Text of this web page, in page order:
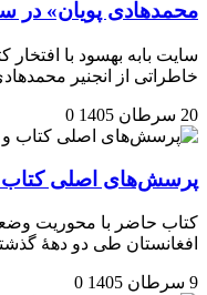
محمدهادی پویان» در
سایت بابه بهسود با
خاطراتی از انجنیر
20 سرطان 1405
0
پرسش‌های اصلی
کتاب حاضر با محوریت
افغانستان طی دو دههٔ
9 سرطان 1405 0